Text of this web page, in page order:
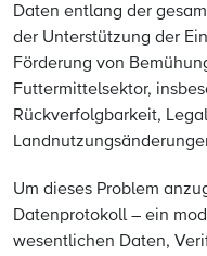
Daten entlang der
der Unterstützung der
Förderung von
Futtermittelsektor,
Rückverfolgbarkeit,
Um dieses Problem
Datenprotokoll – ein
wesentlichen Daten,